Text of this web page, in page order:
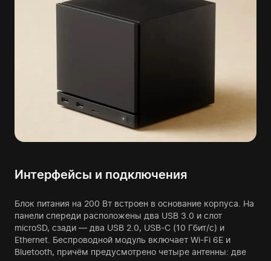
Интерфейсы и подключения
Блок питания на 200 Вт встроен в основание корпуса. На
панели спереди расположены два USB 3.0 и слот
microSD, сзади — два USB 2.0, USB-C (10 Гбит/с) и
Ethernet. Беспроводной модуль включает Wi-Fi 6E и
Bluetooth, причём предусмотрено четыре антенны: две